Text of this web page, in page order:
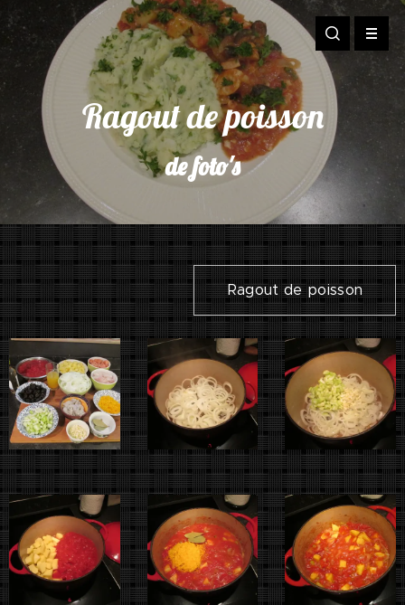
Ragout de poisson
de foto's
Ragout de poisson